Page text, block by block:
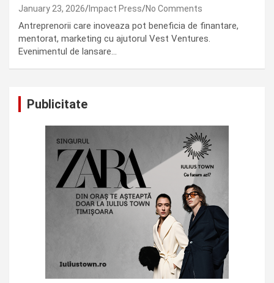
January 23, 2026 Impact Press No Comments
Antreprenorii care inoveaza pot beneficia de finantare,
mentorat, marketing cu ajutorul Vest Ventures.
Evenimentul de lansare…
Publicitate